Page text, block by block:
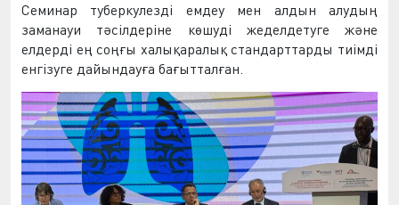
Семинар туберкулезді емдеу мен алдын алудың
заманауи тәсілдеріне көшуді жеделдетуге және
елдерді ең соңғы халықаралық стандарттарды тиімді
енгізуге дайындауға бағытталған.